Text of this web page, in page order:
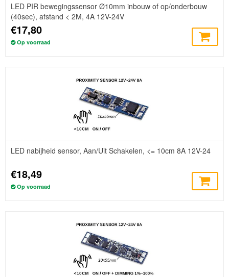
LED PIR bewegingssensor Ø10mm inbouw of op/onderbouw
(40sec), afstand < 2M, 4A 12V-24V
€17,80
Op voorraad
LED nabijheid sensor, Aan/Uit Schakelen, <= 10cm 8A 12V-24
€18,49
Op voorraad